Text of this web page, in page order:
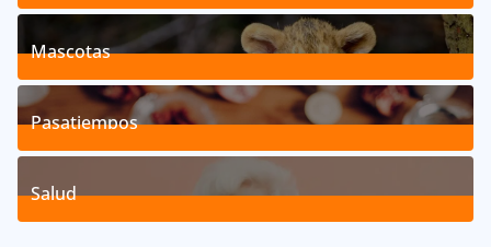
527Posts
Mascotas
119Posts
Pasatiempos
39Posts
Salud